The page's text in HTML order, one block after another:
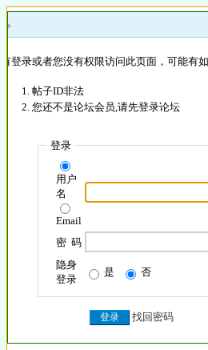
»
登录或者您没有权限访问此页面，可能有
帖子ID非法
您还不是论坛会员,请先登录论坛
登录
用户
名
Email
密 码
隐身
登录
是 否
找回密码